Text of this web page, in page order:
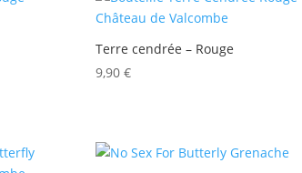
croissant
Terre cendrée – Rouge
9,90€